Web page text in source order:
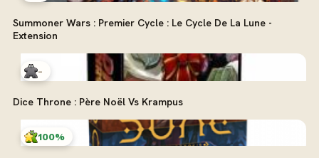
Summoner Wars : Premier Cycle : Le Cycle De La Lune -
Extension
-
Dice Throne : Père Noël Vs Krampus
100%